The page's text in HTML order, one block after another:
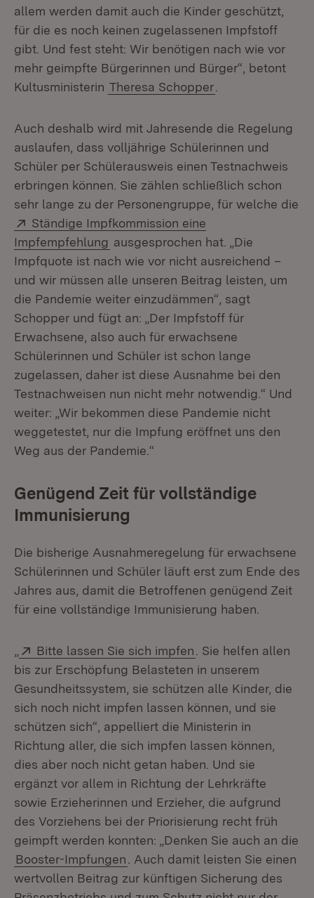
allem werden damit auch die Kinder geschützt,
für die es noch keinen zugelassenen Impfstoff
gibt. Und fest steht: Wir benötigen nach wie vor
mehr geimpfte Bürgerinnen und Bürger“, betont
Kultusministerin Theresa Schopper
Auch deshalb wird mit Jahresende die Regelung
auslaufen, dass volljährige Schülerinnen und
Schüler per Schülerausweis einen Testnachweis
erbringen können. Sie zählen schließlich schon
sehr lange zu der Personengruppe, für welche die
Extern:
Ständige Impfkommission eine
Impfempfehlung (Öffnet in neuem Fenster)
ausgesprochen hat. „Die
Impfquote ist nach wie vor nicht ausreichend –
und wir müssen alle unseren Beitrag leisten, um
die Pandemie weiter einzudämmen“, sagt
Schopper und fügt an: „Der Impfstoff für
Erwachsene, also auch für erwachsene
Schülerinnen und Schüler ist schon lange
zugelassen, daher ist diese Ausnahme bei den
Testnachweisen nun nicht mehr notwendig.“ Und
weiter: „Wir bekommen diese Pandemie nicht
weggetestet, nur die Impfung eröffnet uns den
Weg aus der Pandemie.“
Genügend Zeit für vollständige
Immunisierung
Die bisherige Ausnahmeregelung für erwachsene
Schülerinnen und Schüler läuft erst zum Ende des
Jahres aus, damit die Betroffenen genügend Zeit
für eine vollständige Immunisierung haben.
Extern:
Bitte lassen Sie sich impfen (Öffnet in neuem
. Sie helfen allen
bis zur Erschöpfung Belasteten in unserem
Gesundheitssystem, sie schützen alle Kinder, die
sich noch nicht impfen lassen können, und sie
schützen sich“, appelliert die Ministerin in
Richtung aller, die sich impfen lassen können,
dies aber noch nicht getan haben. Und sie
ergänzt vor allem in Richtung der Lehrkräfte
sowie Erzieherinnen und Erzieher, die aufgrund
des Vorziehens bei der Priorisierung recht früh
geimpft werden konnten: „Denken Sie auch an die
Booster-Impfungen
. Auch damit leisten Sie einen
wertvollen Beitrag zur künftigen Sicherung des